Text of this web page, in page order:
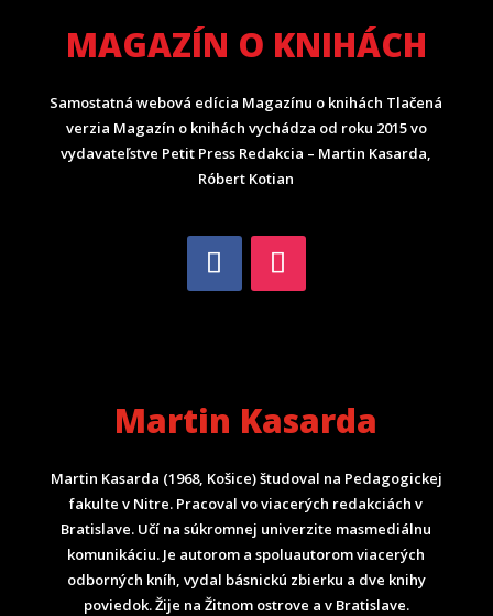
MAGAZÍN O KNIHÁCH
Samostatná webová edícia Magazínu o knihách Tlačená
verzia Magazín o knihách vychádza od roku 2015 vo
vydavateľstve Petit Press Redakcia – Martin Kasarda,
Róbert Kotian
Martin Kasarda
Martin Kasarda (1968, Košice) študoval na Pedagogickej
fakulte v Nitre. Pracoval vo viacerých redakciách v
Bratislave. Učí na súkromnej univerzite masmediálnu
komunikáciu. Je autorom a spoluautorom viacerých
odborných kníh, vydal básnickú zbierku a dve knihy
poviedok. Žije na Žitnom ostrove a v Bratislave.